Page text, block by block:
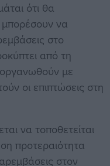
ότι θα
να
στο
από τη
οργανωθούν με
οι επιπτώσεις στη
να τοποθετείται
προτεραιότητα
στον